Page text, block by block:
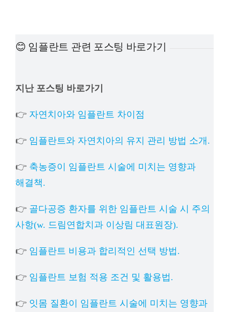
😊 임플란트 관련 포스팅 바로가기
지난 포스팅 바로가기
👉 자연치아와 임플란트 차이점
👉 임플란트와 자연치아의 유지 관리 방법 소개.
👉 축농증이 임플란트 시술에 미치는 영향과
해결책.
👉 골다공증 환자를 위한 임플란트 시술 시 주의
사항(w. 드림연합치과 이상림 대표원장).
👉 임플란트 비용과 합리적인 선택 방법.
👉 임플란트 보험 적용 조건 및 활용법.
👉 잇몸 질환이 임플란트 시술에 미치는 영향과